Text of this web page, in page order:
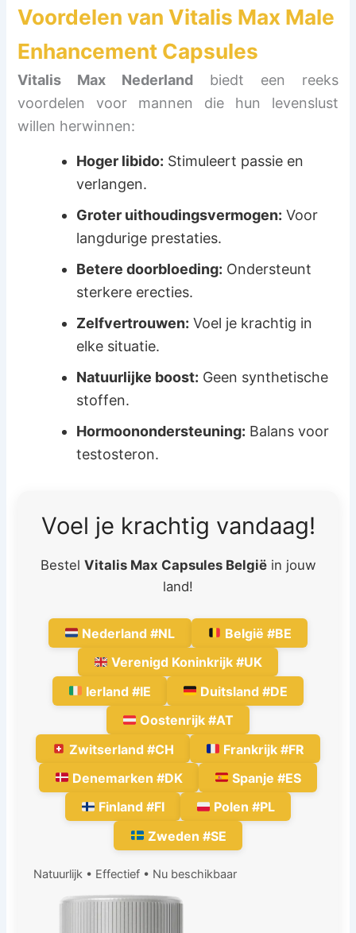
Voordelen vanVitalis Max Male
Enhancement Capsules
Vitalis Max Nederland biedt een reeks
voordelen voor mannen die hun levenslust
willen herwinnen:
Hoger libido: Stimuleert passie en
verlangen.
Groter uithoudingsvermogen: Voor
langdurige prestaties.
Betere doorbloeding: Ondersteunt
sterkere erecties.
Zelfvertrouwen: Voel je krachtig in
elke situatie.
Natuurlijke boost: Geen synthetische
stoffen.
Hormoonondersteuning: Balans voor
testosteron.
Voel je krachtig vandaag!
Bestel Vitalis Max Capsules Belgiëin jouw
land!
Nederland #NL
België #BE
Verenigd Koninkrijk #UK
Ierland #IE
Duitsland #DE
Oostenrijk #AT
Zwitserland #CH
Frankrijk #FR
Denemarken #DK
Spanje #ES
Finland #FI
Polen #PL
Zweden #SE
Natuurlijk • Effectief • Nu beschikbaar